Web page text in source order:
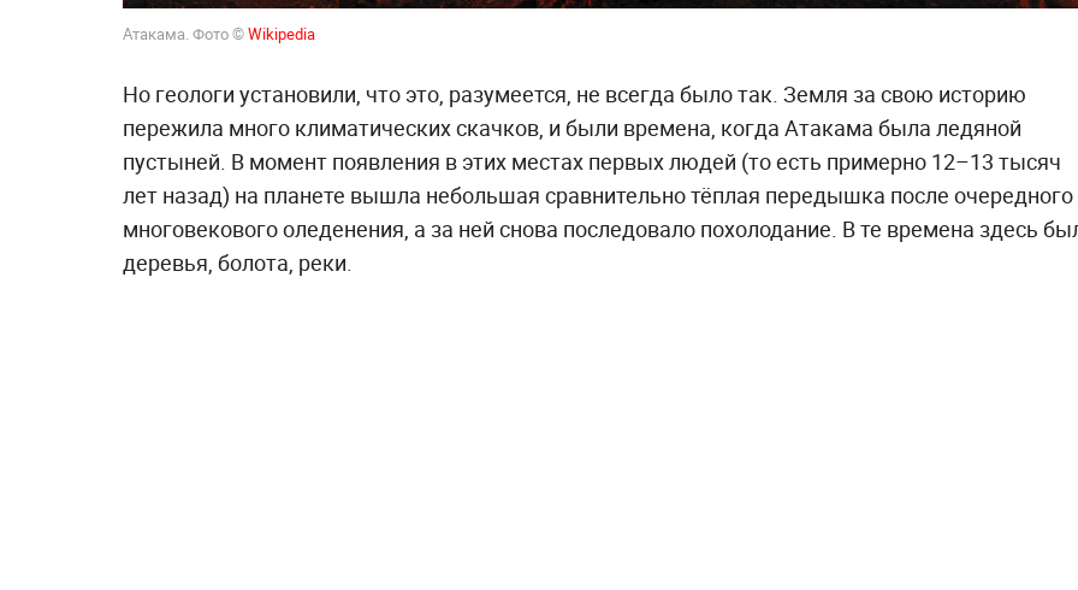
Атакама. Фото ©Wikipedia
Но геологи установили, что это, разумеется, не всегда было так. Земля за свою историю
пережила много климатических скачков, и были времена, когда Атакама была ледяной
пустыней. В момент появления в этих местах первых людей (то есть примерно 12–13 тысяч
лет назад) на планете вышла небольшая сравнительно тёплая передышка после очередного
многовекового оледенения, а за ней снова последовало похолодание. В те времена здесь
деревья, болота, реки.